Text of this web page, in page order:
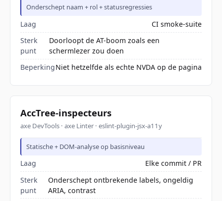
Onderschept naam + rol + statusregressies
Laag
CI smoke-suite
Sterk
punt
Doorloopt de AT-boom zoals een
schermlezer zou doen
BeperkingNiet hetzelfde als echte NVDA op de pagina
AccTree-inspecteurs
axe DevTools · axe Linter · eslint-plugin-jsx-a11y
Statische + DOM-analyse op basisniveau
Laag
Elke commit / PR
Sterk
punt
Onderschept ontbrekende labels, ongeldig
ARIA, contrast